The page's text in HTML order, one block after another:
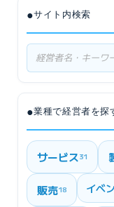
●サイト内検索
●業種で経営者を探
サービス31
販売18 イベ